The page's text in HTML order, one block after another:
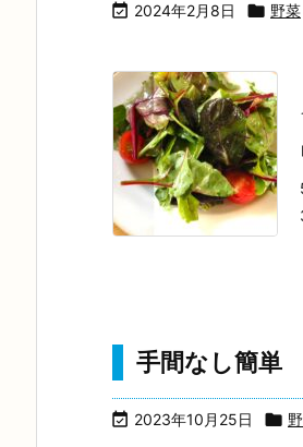
 2024年2月8日  野菜
手間なし簡単
 2023年10月25日 